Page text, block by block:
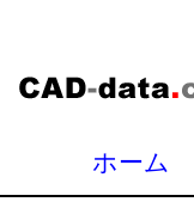
ホーム